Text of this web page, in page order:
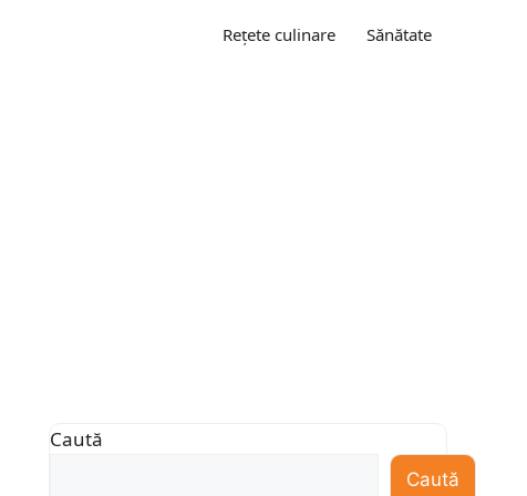
Rețete culinare Sănătate
Caută
Caută